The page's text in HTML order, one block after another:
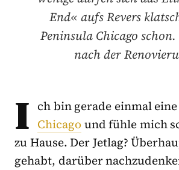
End« aufs Revers
Peninsula Chicago
nach der
I ch bin gerade einmal
Chicago und fühle mich
zu Hause. Der Jetlag?
gehabt, darüber